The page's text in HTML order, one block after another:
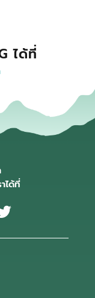
ได้ที่
ได้ที่